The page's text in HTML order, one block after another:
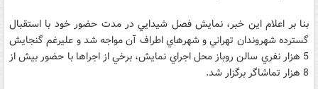
بنا بر اعلام اين خبر، نمايش فصل شيدايي در مدت حضور خود با استقبال
گسترده شهروندان تهراني و شهرهاي اطراف آن مواجه شد و عليرغم گنجايش
5 هزار نفري سالن روباز محل اجراي نمايش، ‌برخي از اجراها با حضور بيش از
8 هزار تماشاگر برگزار شد.